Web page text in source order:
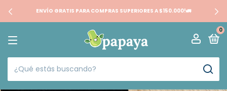
ENVÍO GRATIS PARA COMPRAS SUPERIORES A $150.000!🚛
0